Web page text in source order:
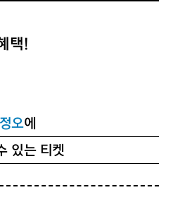
택!
오에
있는 티켓